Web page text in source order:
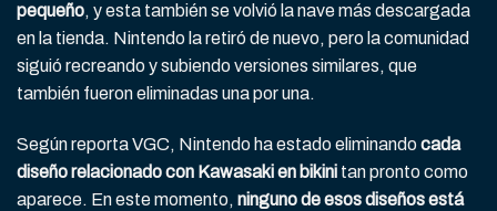
pequeño, y esta también se volvió la nave más descargada
en la tienda. Nintendo la retiró de nuevo, pero la comunidad
siguió recreando y subiendo versiones similares, que
también fueron eliminadas una por una.
Según reporta VGC, Nintendo ha estado eliminandocada
diseño relacionado con Kawasaki en bikini tan pronto como
aparece. En este momento, ninguno de esos diseños está